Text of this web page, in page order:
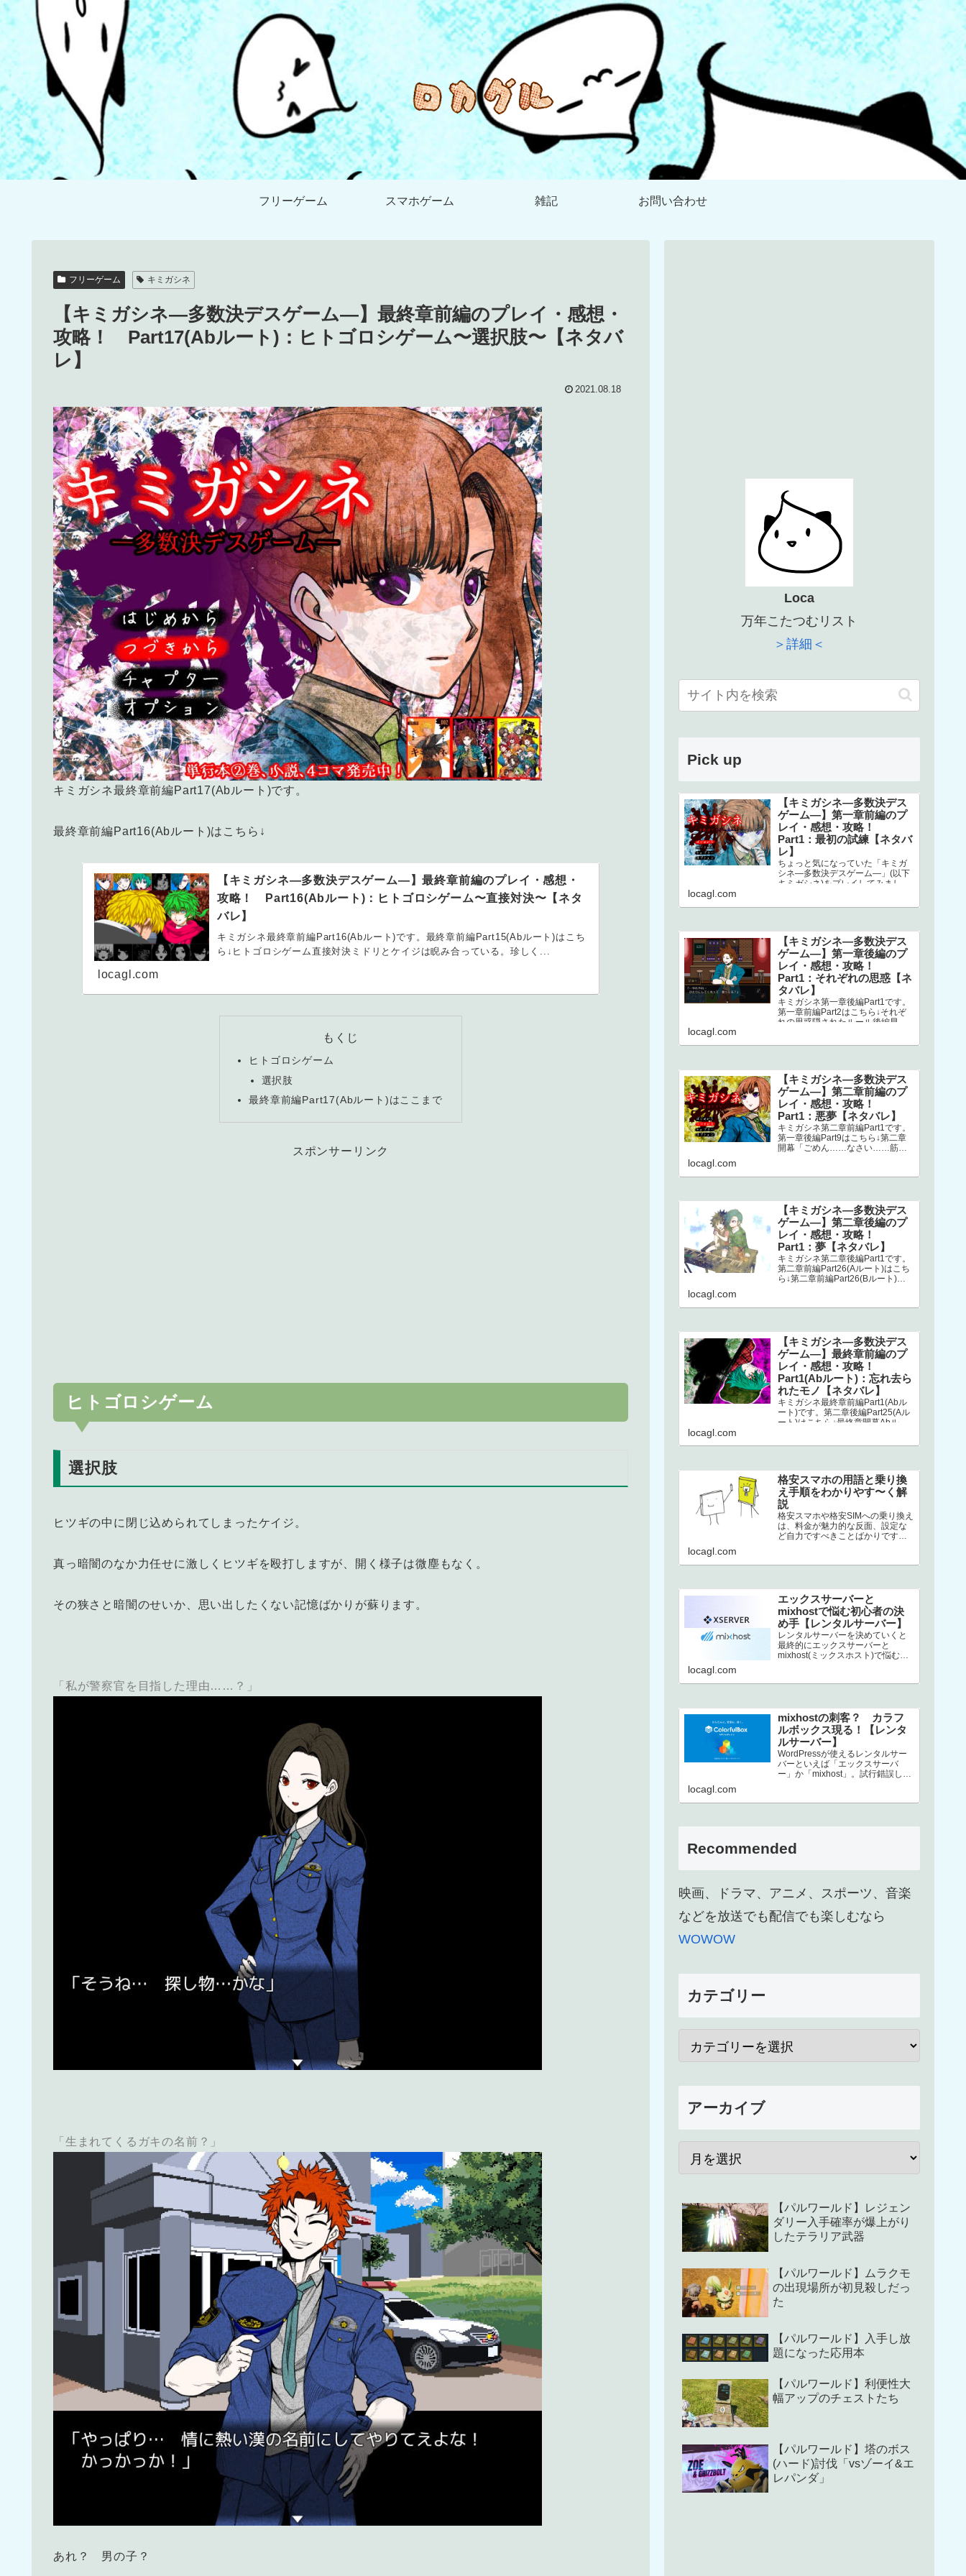
フリーゲーム スマホゲーム 雑記 お問い合わせ
フリーゲーム キミガシネ
【キミガシネ―多数決デスゲーム―】最終章前編のプレイ・感想・
攻略！ Part17(Abルート)：ヒトゴロシゲーム〜選択肢〜【ネタバ
レ】
2021.08.18
キミガシネ最終章前編Part17(Abルート)です。
最終章前編Part16(Abルート)はこちら↓
【キミガシネ―多数決デスゲーム―】最終章前編のプレイ・感想・
攻略！ Part16(Abルート)：ヒトゴロシゲーム〜直接対決〜【ネタ
バレ】
キミガシネ最終章前編Part16(Abルート)です。最終章前編Part15(Abルート)はこち
ら↓ヒトゴロシゲーム直接対決ミドリとケイジは睨み合っている。珍しく...
locagl.com
もくじ
ヒトゴロシゲーム
選択肢
最終章前編Part17(Abルート)はここまで
スポンサーリンク
ヒトゴロシゲーム
選択肢
ヒツギの中に閉じ込められてしまったケイジ。
真っ暗闇のなか力任せに激しくヒツギを殴打しますが、開く様子は微塵もなく。
その狭さと暗闇のせいか、思い出したくない記憶ばかりが蘇ります。
「私が警察官を目指した理由……？」
「生まれてくるガキの名前？」
あれ？ 男の子？
Loca
万年こたつむリスト
＞詳細＜
Pick up
【キミガシネ―多数決デス
ゲーム―】第一章前編のプ
レイ・感想・攻略！
Part1：最初の試練【ネタバ
レ】
ちょっと気になっていた「キミガ
シネ―多数決デスゲーム―」(以下
キミガシネ)をプレイしてみまし
locagl.com
【キミガシネ―多数決デス
ゲーム―】第一章後編のプ
レイ・感想・攻略！
Part1：それぞれの思惑【ネ
タバレ】
キミガシネ第一章後編Part1です。
第一章前編Part2はこちら↓それぞ
れの思惑隠されたルール後編早々
locagl.com
【キミガシネ―多数決デス
ゲーム―】第二章前編のプ
レイ・感想・攻略！
Part1：悪夢【ネタバレ】
キミガシネ第二章前編Part1です。
第一章後編Part9はこちら↓第二章
開幕「ごめん……なさい……筋肉
ら…
locagl.com
【キミガシネ―多数決デス
ゲーム―】第二章後編のプ
レイ・感想・攻略！
Part1：夢【ネタバレ】
キミガシネ第二章後編Part1です。
第二章前編Part26(Aルート)はこち
ら↓第二章前編Part26(Bルート)は
locagl.com
【キミガシネ―多数決デス
ゲーム―】最終章前編のプ
レイ・感想・攻略！
Part1(Abルート)：忘れ去ら
れたモノ【ネタバレ】
キミガシネ最終章前編Part1(Abル
ート)です。第二章後編Part25(Aル
ート)はこちら↓最終章開幕Abルー
locagl.com
格安スマホの用語と乗り換
え手順をわかりやす〜く解
説
格安スマホや格安SIMへの乗り換え
は、料金が魅力的な反面、設定な
ど自力ですべきことばかりです。
まって…
locagl.com
エックスサーバーと
mixhostで悩む初心者の決
め手【レンタルサーバー】
レンタルサーバーを決めていくと
最終的にエックスサーバーと
mixhost(ミックスホスト)で悩むと
フ…
locagl.com
mixhostの刺客？ カラフ
ルボックス現る！【レンタ
ルサーバー】
WordPressが使えるレンタルサー
バーといえば「エックスサーバ
ー」か「mixhost」。試行錯誤した
locagl.com
Recommended
映画、ドラマ、アニメ、スポーツ、音楽
などを放送でも配信でも楽しむなら
WOWOW
カテゴリー
アーカイブ
【パルワールド】レジェン
ダリー入手確率が爆上がり
したテラリア武器
【パルワールド】ムラクモ
の出現場所が初見殺しだっ
た
【パルワールド】入手し放
題になった応用本
【パルワールド】利便性大
幅アップのチェストたち
【パルワールド】塔のボス
(ハード)討伐「vsゾーイ&エ
レパンダ」